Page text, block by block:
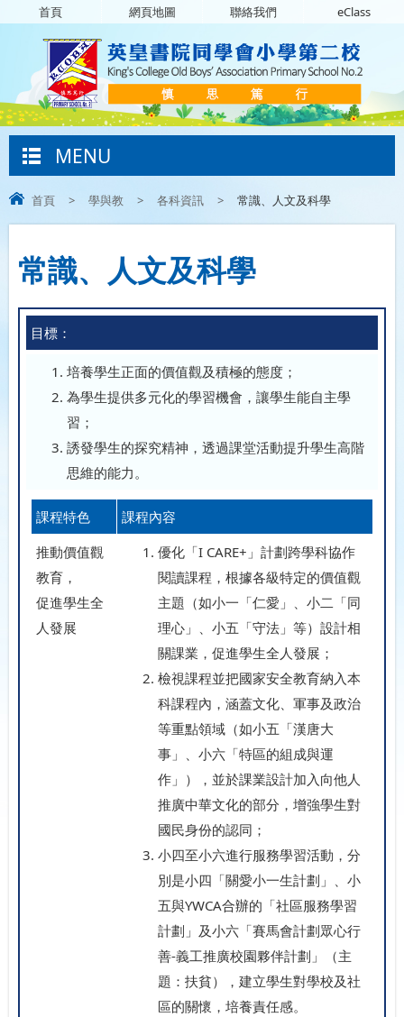
首頁 網頁地圖 聯絡我們 eClass
MENU
首頁 > 學與教 > 各科資訊 > 常識、人文及科學
常識、人文及科學
目標：
培養學生正面的價值觀及積極的態度；
為學生提供多元化的學習機會，讓學生能自主學
習；
誘發學生的探究精神，透過課堂活動提升學生高階
思維的能力。
課程特色
課程內容
推動價值觀
教育，
促進學生全
人發展
優化「I CARE+」計劃跨學科協作
閱讀課程，根據各級特定的價值觀
主題（如小一「仁愛」、小二「同
理心」、小五「守法」等）設計相
關課業，促進學生全人發展；
檢視課程並把國家安全教育納入本
科課程內，涵蓋文化、軍事及政治
等重點領域（如小五「漢唐大
事」、小六「特區的組成與運
作」），並於課業設計加入向他人
推廣中華文化的部分，增強學生對
國民身份的認同；
小四至小六進行服務學習活動，分
別是小四「關愛小一生計劃」、小
五與YWCA合辦的「社區服務學習
計劃」及小六「賽馬會計劃眾心行
善-義工推廣校園夥伴計劃」（主
題：扶貧），建立學生對學校及社
區的關懷，培養責任感。